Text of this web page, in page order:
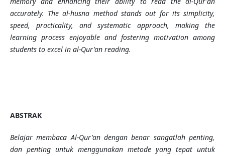
accurately. The al-husna method stands out for its simplicity,
speed, practicality, and systematic approach, making the
learning process enjoyable and fostering motivation among
students to excel in al-Qur'an reading.
ABSTRAK
Belajar membaca Al-Qur'an dengan benar sangatlah penting,
dan penting untuk menggunakan metode yang tepat untuk